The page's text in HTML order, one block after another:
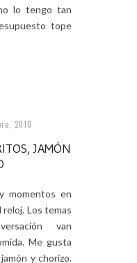
lo tengo tan
tope
2010
JAMÓN
momentos en
reloj. Los temas
van
Me gusta
y chorizo.